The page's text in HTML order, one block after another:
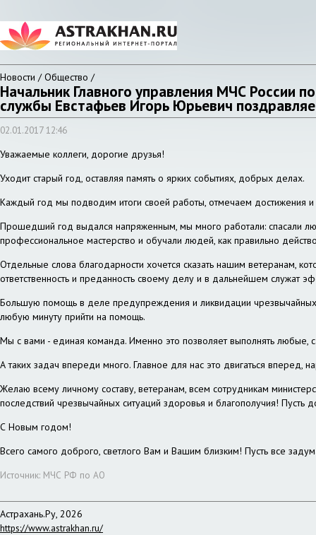
Новости / Общество /
Начальник Главного управления МЧС России
службы Евстафьев Игорь Юрьевич
02.01.2017 12:46
Уважаемые коллеги, дорогие друзья!
Уходит старый год, оставляя память о ярких событиях, добрых делах.
Каждый год мы подводим итоги своей работы, отмечаем достижения
Прошедший год выдался напряженным, мы много работали: спасали
профессиональное мастерство и обучали людей, как правильно
Отдельные слова благодарности хочется сказать нашим ветеранам,
ответственность и преданность своему делу и в дальнейшем служат
Большую помощь в деле предупреждения и ликвидации
любую минуту прийти на помощь.
Мы с вами - единая команда. Именно это позволяет выполнять любые,
А таких задач впереди много. Главное для нас это двигаться вперед,
Желаю всему личному составу, ветеранам, всем сотрудникам
последствий чрезвычайных ситуаций здоровья и благополучия!
С Новым годом!
Всего самого доброго, светлого Вам и Вашим близким! Пусть все
Источник: МЧС РФ по АО
Астрахань.Ру, 2026
https://www.astrakhan.ru/